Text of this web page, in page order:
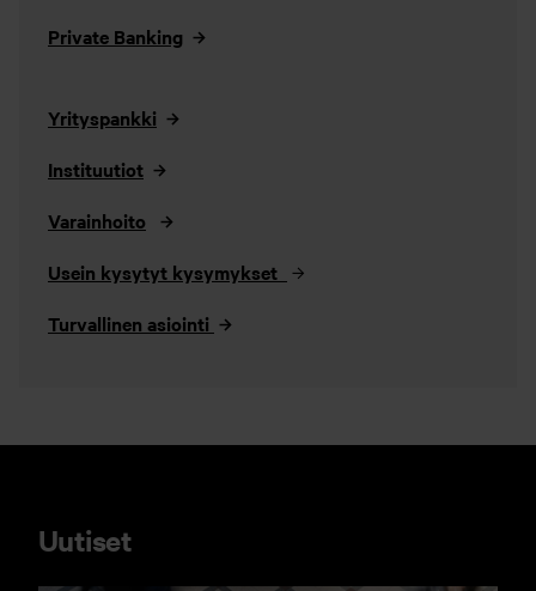
Private Banking
Yrityspankki
Instituutiot
Varainhoito
Usein kysytyt kysymykset
Turvallinen asiointi
Uutiset